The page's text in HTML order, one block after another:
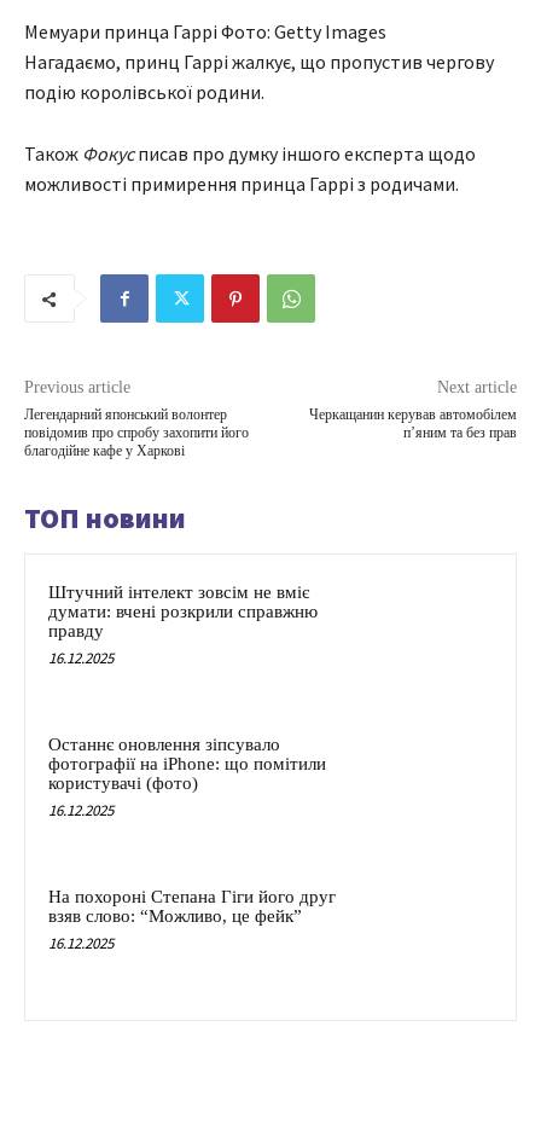
Мемуари принца Гаррі Фото: Getty Images
Нагадаємо, принц Гаррі жалкує, що пропустив чергову
подію королівської родини.
Також Фокусписав про думку іншого експерта щодо
можливості примирення принца Гаррі з родичами.
Previous article
Легендарний японський волонтер
повідомив про спробу захопити його
благодійне кафе у Харкові
Next article
Черкащанин керував автомобілем
п’яним та без прав
ТОП новини
Штучний інтелект зовсім не вміє
думати: вчені розкрили справжню
правду
16.12.2025
Останнє оновлення зіпсувало
фотографії на iPhone: що помітили
користувачі (фото)
16.12.2025
На похороні Степана Гіги його друг
взяв слово: “Можливо, це фейк”
16.12.2025